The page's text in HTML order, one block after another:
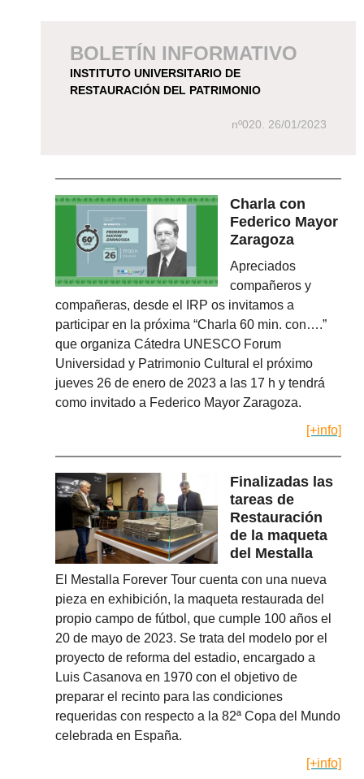
BOLETÍN INFORMATIVO
INSTITUTO UNIVERSITARIO DE
RESTAURACIÓN DEL PATRIMONIO
nº020. 26/01/2023
Charla con
Federico Mayor
Zaragoza
Apreciados
compañeros y
compañeras, desde el IRP os invitamos a
participar en la próxima “Charla 60 min. con….”
que organiza Cátedra UNESCO Forum
Universidad y Patrimonio Cultural el próximo
jueves 26 de enero de 2023 a las 17 h y tendrá
como invitado a Federico Mayor Zaragoza.
[+info]
Finalizadas las
tareas de
Restauración
de la maqueta
del Mestalla
El Mestalla Forever Tour cuenta con una nueva
pieza en exhibición, la maqueta restaurada del
propio campo de fútbol, que cumple 100 años el
20 de mayo de 2023. Se trata del modelo por el
proyecto de reforma del estadio, encargado a
Luis Casanova en 1970 con el objetivo de
preparar el recinto para las condiciones
requeridas con respecto a la 82ª Copa del Mundo
celebrada en España.
[+info]